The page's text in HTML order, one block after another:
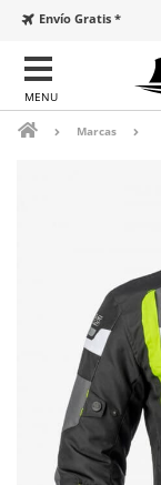
Envío Gratis *
Marcas